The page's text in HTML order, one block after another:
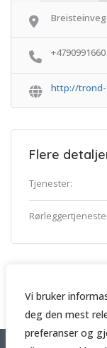
Vi bruker
deg den mest
preferanser og
+4790991660
http://
Flere
Tjenester: